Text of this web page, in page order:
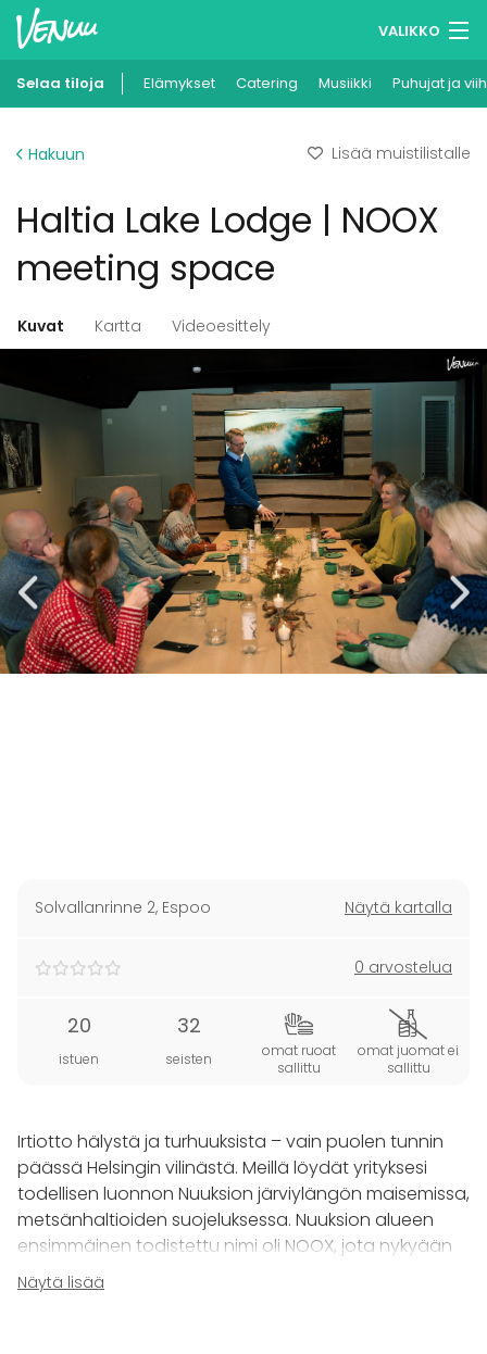
VALIKKO
Muistilistasi
Ilmoita kohteesi
Selaa tiloja Elämykset Catering Musiikki Puhujat ja
Hakuun Lisää muistilistalle
Haltia Lake Lodge | NOOX
meeting space
Kuvat Kartta Videoesittely
Solvallanrinne 2, Espoo Näytä kartalla
0 arvostelua
20
istuen
32
seisten
omat ruoat
sallittu
omat juomat ei
sallittu
Irtiotto hälystä ja turhuuksista – vain puolen tunnin
päässä Helsingin vilinästä. Meillä löydät yrityksesi
todellisen luonnon Nuuksion järviylängön maisemissa,
metsänhaltioiden suojeluksessa. Nuuksion alueen
ensimmäinen todistettu nimi oli NOOX, jota nykyään
kantaa hotellimme inspiroiva kokoustila. NOOX-
kokoustila soveltuu parhaiten noin 15-24 henkilön
Näytä lisää